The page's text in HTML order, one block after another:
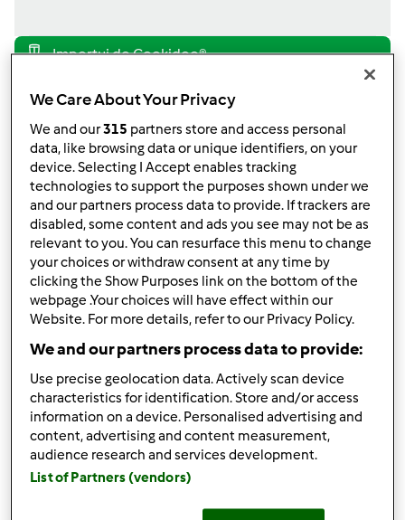
przezdoriz
opublikowany: 01/12/10
zmieniono dnia: 29/11/11
Dodaj do moich kolekcji
podziel się przepisem
Stwórz wariant
Składniki
1łyżeczka zielonej herbaty na 250 ml wody
Lista zakupów
We Care About Your Privacy
We and our315 partners store and access personal
data, like browsing data or unique identifiers, on your
device. Selecting I Accept enables tracking
technologies to support the purposes shown under we
and our partners process data to provide. If trackers are
disabled, some content and ads you see may not be as
relevant to you. You can resurface this menu to change
your choices or withdraw consent at any time by
clicking the Show Purposes link on the bottom of the
webpage .Your choices will have effect within our
Website. For more details, refer to our Privacy Policy.
We and our partners process data to provide:
Use precise geolocation data. Actively scan device
characteristics for identification. Store and/or access
information on a device. Personalised advertising and
content, advertising and content measurement,
audience research and services development.
List of Partners (vendors)